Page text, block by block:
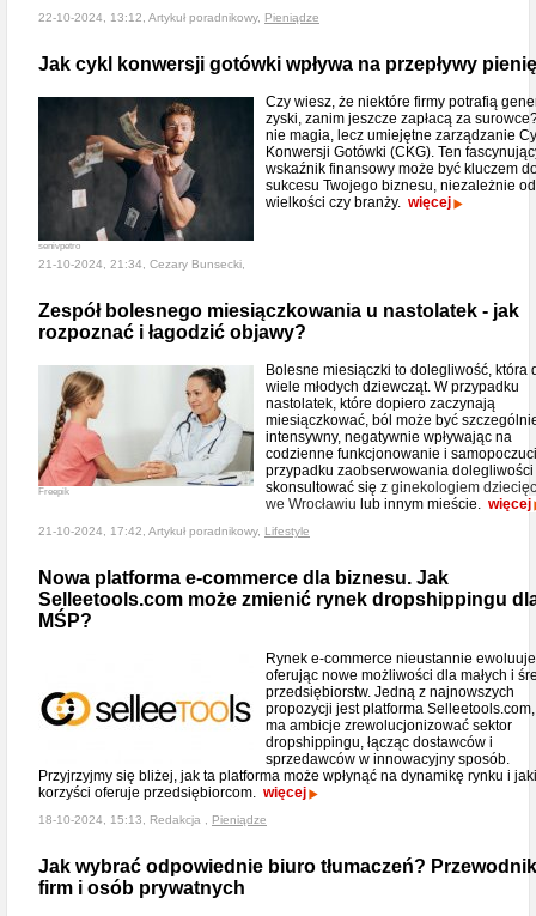
22-10-2024, 13:12, Artykuł poradnikowy, Pieniądze
Jak cykl konwersji gotówki wpływa na przepływy
senivpetro
Czy wiesz, że niektóre firmy potrafią
zyski, zanim jeszcze zapłacą za
nie magia, lecz umiejętne zarządzanie
Konwersji Gotówki (CKG). Ten
wskaźnik finansowy może być kluczem
sukcesu Twojego biznesu, niezależnie
wielkości czy branży. więcej
21-10-2024, 21:34, Cezary Bunsecki,
Zespół bolesnego miesiączkowania u nastolatek - jak
rozpoznać i łagodzić objawy?
Freepik
Bolesne miesiączki to dolegliwość, która
wiele młodych dziewcząt. W przypadku
nastolatek, które dopiero zaczynają
miesiączkować, ból może być
intensywny, negatywnie wpływając na
codzienne funkcjonowanie i
przypadku zaobserwowania dolegliwości
skonsultować się z ginekologiem
we Wrocławiu lub innym mieście. więcej
21-10-2024, 17:42, Artykuł poradnikowy, Lifestyle
Nowa platforma e-commerce dla biznesu. Jak
Selleetools.com może zmienić rynek dropshippingu
MŚP?
Rynek e-commerce nieustannie
oferując nowe możliwości dla małych i
przedsiębiorstw. Jedną z najnowszych
propozycji jest platforma
ma ambicje zrewolucjonizować sektor
dropshippingu, łącząc dostawców i
sprzedawców w innowacyjny sposób.
Przyjrzyjmy się bliżej, jak ta platforma może wpłynąć na dynamikę rynku i
korzyści oferuje przedsiębiorcom. więcej
18-10-2024, 15:13, Redakcja , Pieniądze
Jak wybrać odpowiednie biuro tłumaczeń?
firm i osób prywatnych